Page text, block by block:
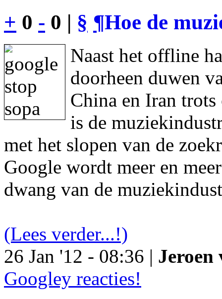
+ 0 - 0 | § ¶Hoe de
Naast het offline
doorheen duwen
China en Iran
is de
met het slopen van de
Google wordt meer en
dwang van de
(Lees verder...!)
26 Jan '12 - 08:36 | Jeroen
Googley reacties!